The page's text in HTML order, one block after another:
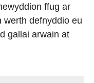
ffug ar
werth defnyddio eu
gallai arwain at